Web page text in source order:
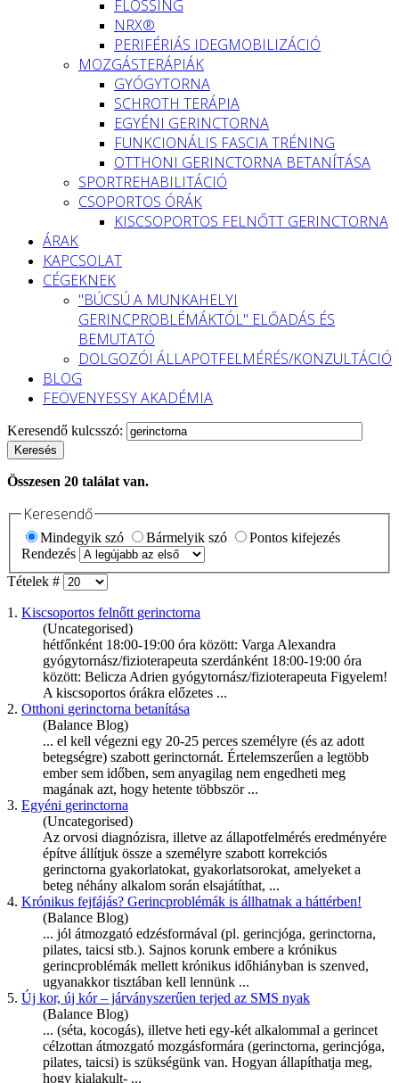
FLOSSING
NRX®
PERIFÉRIÁS IDEGMOBILIZÁCIÓ
MOZGÁSTERÁPIÁK
GYÓGYTORNA
SCHROTH TERÁPIA
EGYÉNI GERINCTORNA
FUNKCIONÁLIS FASCIA TRÉNING
OTTHONI GERINCTORNA BETANÍTÁSA
SPORTREHABILITÁCIÓ
CSOPORTOS ÓRÁK
KISCSOPORTOS FELNŐTT GERINCTORNA
ÁRAK
KAPCSOLAT
CÉGEKNEK
"BÚCSÚ A MUNKAHELYI
GERINCPROBLÉMÁKTÓL" ELŐADÁS ÉS
BEMUTATÓ
DOLGOZÓI ÁLLAPOTFELMÉRÉS/KONZULTÁCIÓ
BLOG
FEÖVENYESSY AKADÉMIA
Keresendő kulcsszó:
Keresés
Összesen 20 találat van.
Keresendő
Mindegyik szó Bármelyik szó
Pontos kifejezés
Rendezés
Tételek #
1. Kiscsoportos felnőtt gerinctorna
(Uncategorised)
hétfőnként 18:00-19:00 óra között: Varga Alexandra
gyógytornász/fizioterapeuta szerdánként 18:00-19:00 óra
között: Belicza Adrien gyógytornász/fizioterapeuta Figyelem!
A kiscsoportos órákra előzetes ...
2. Otthoni gerinctorna betanítása
(Balance Blog)
... el kell végezni egy 20-25 perces személyre (és az adott
betegségre) szabott gerinctornát. Értelemszerűen a legtöbb
ember sem időben, sem anyagilag nem engedheti meg
magának azt, hogy hetente többször ...
3. Egyéni gerinctorna
(Uncategorised)
Az orvosi diagnózisra, illetve az állapotfelmérés eredményére
építve állítjuk össze a személyre szabott korrekciós
gerinctorna gyakorlatokat, gyakorlatsorokat, amelyeket a
beteg néhány alkalom során elsajátíthat, ...
4. Krónikus fejfájás? Gerincproblémák is állhatnak a háttérben!
(Balance Blog)
... jól átmozgató edzésformával (pl. gerincjóga, gerinctorna,
pilates, taicsi stb.). Sajnos korunk embere a krónikus
gerincproblémák mellett krónikus időhiányban is szenved,
ugyanakkor tisztában kell lennünk ...
5. Új kor, új kór – járványszerűen terjed az SMS nyak
(Balance Blog)
... (séta, kocogás), illetve heti egy-két alkalommal a gerincet
célzottan átmozgató mozgásformára (gerinctorna, gerincjóga,
pilates, taicsi) is szükségünk van. Hogyan állapíthatja meg,
hogy kialakult- ...